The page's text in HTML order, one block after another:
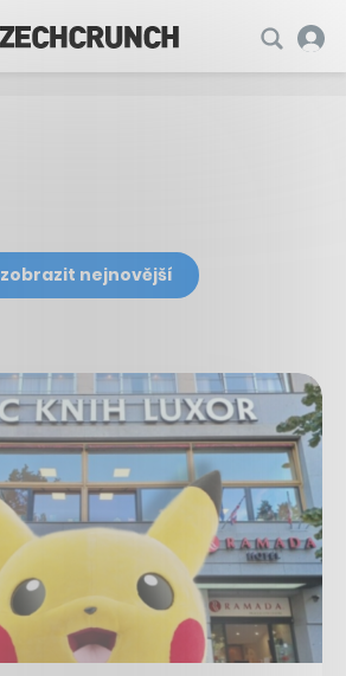
zobrazit nejnovější